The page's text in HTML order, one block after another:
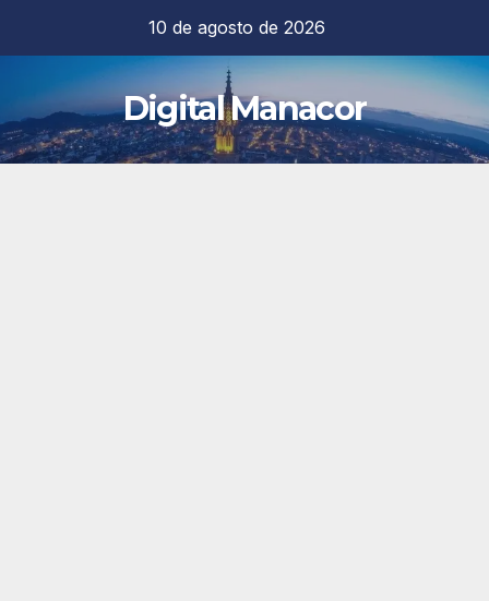
contenido
10 de agosto de 2026
Digital Manacor